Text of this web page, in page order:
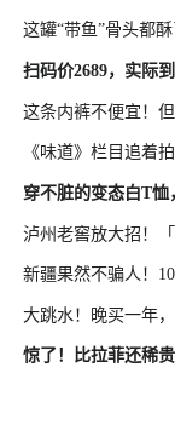
这罐“带鱼”骨头都
扫码价2689，实际
这条内裤不便宜！
《味道》栏目追着
穿不脏的变态白T恤
泸州老窖放大招！
新疆果然不骗人！
大跳水！晚买一年
惊了！比拉菲还稀
会